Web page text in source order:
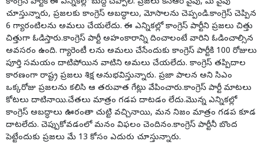
చూస్తున్నారు, ప్రజలకు కాంగ్రెస్ అబద్ధాలు, మోసాలను చెప్పండి.కాంగ్రెస్ చెప్పిన
6 గ్యారంటిలను అమలు చేయలేదు. ఈ ఎన్నికల్లో కాంగ్రెస్ పార్టీని ప్రజలు చిత్తు
చిత్తుగా ఓడిస్తారు.కాంగ్రెస్ పార్టీ అహంకారాన్ని దించాలంటే వారిని ఓడించాల్సిన
అవసరం ఉంది. గ్యారెంటీ లను అమలు చేసేందుకు కాంగ్రెస్ పార్టీకి 100 రోజులు
పూర్తి సమయం దాటిపోయిన వాటిని అమలు చేయలేదు. కాంగ్రెస్ తప్పిదాల
కారణంగా రాష్ట్ర ప్రజలు శిక్ష అనుభవిస్తున్నారు. ప్రజా పాలన అని సిఎం
ఒక్కరోజు ప్రజలను కలిసి ఆ తరువాత గేట్లు వేపించారు.కాంగ్రెస్ పార్టీ మాటలు
కోటలు దాటినాయి.చేతలు మాత్రం గడప దాటడం లేదు.మొన్న ఎన్నికల్లో
కాంగ్రెస్ అబద్ధాలు ఊరంతా చుట్టి వచ్చినాయి, మన నిజం మాత్రం గడప కూడ
దాటలేదు. చెప్పుకోవడంలో మనం విఫలం చెందినం.కాంగ్రెస్ పార్టీనీ బొంద
పెట్టేందుకు ప్రజలు మే 13 కోసం ఎదురు చూస్తున్నారు.